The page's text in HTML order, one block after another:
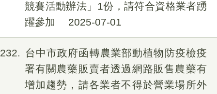
競賽活動辦法」1份，請符合資格業者踴
躍參加
2025-07-01
232
台中市政府函轉農業部動植物防疫檢疫
署有關農藥販賣者透過網路販售農藥有
增加趨勢，請各業者不得於營業場所外